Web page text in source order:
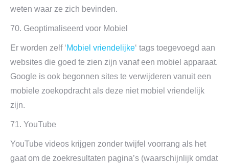
weten waar ze zich bevinden.
70. Geoptimaliseerd voor Mobiel
Er worden zelf ‘Mobiel vriendelijke‘ tags toegevoegd aan
websites die goed te zien zijn vanaf een mobiel apparaat.
Google is ook begonnen sites te verwijderen vanuit een
mobiele zoekopdracht als deze niet mobiel vriendelijk
zijn.
71. YouTube
YouTube videos krijgen zonder twijfel voorrang als het
gaat om de zoekresultaten pagina’s (waarschijnlijk omdat